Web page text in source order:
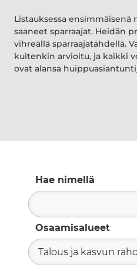
Listauksessa ensimmäisenä
saaneet sparraajat. Heidän
vihreällä sparraajatähdellä.
kuitenkin arvioitu, ja kaikki
ovat alansa
Hae nimellä
Osaamisalueet
Talous ja kasvun